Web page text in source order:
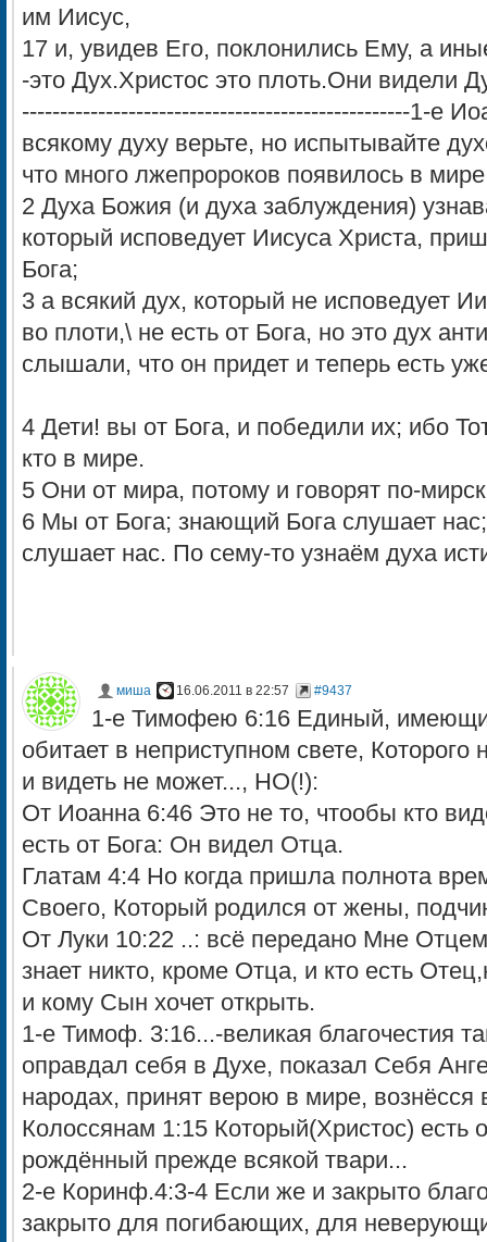
им Иисус,
17 и, увидев Его, поклонились Ему, а
-это Дух.Христос это плоть.Они видели
---------------------------------------------------1-e
всякому духу верьте, но испытывайте
что много лжепророков появилось в
2 Духа Божия (и духа заблуждения)
который исповедует Иисуса Христа,
Бога;
3 а всякий дух, который не исповедует
во плоти,\ не есть от Бога, но это дух
слышали, что он придет и теперь есть
4 Дети! вы от Бога, и победили их; ибо
кто в мире.
5 Они от мира, потому и говорят по-
6 Мы от Бога; знающий Бога слушает нас;
слушает нас. По сему-то узнаём духа
миша 16.06.2011 в 22:57 #9437
1-е Тимофею 6:16 Единый,
обитает в неприступном свете, Которого
и видеть не может..., НО(!):
От Иоанна 6:46 Это не то, чтообы кто
есть от Бога: Он видел Отца.
Глатам 4:4 Но когда пришла полнота
Своего, Который родился от жены,
От Луки 10:22 ..: всё передано Мне
знает никто, кроме Отца, и кто есть
и кому Сын хочет открыть.
1-е Тимоф. 3:16...-великая благочестия
оправдал себя в Духе, показал Себя
народах, принят верою в мире, вознёсся
Колоссянам 1:15 Который(Христос) есть
рождённый прежде всякой твари...
2-е Коринф.4:3-4 Если же и закрыто
закрыто для погибающих, для